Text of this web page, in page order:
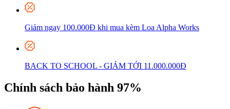
Giảm ngay 100.000Đ khi mua kèm Loa Alpha Works
BACK TO SCHOOL - GIẢM TỚI 11.000.000Đ
Chính sách bảo hành 97%